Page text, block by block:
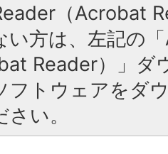
（Acrobat
い方は、左記の
Reader）」ダ
フトウェアをダ
い。